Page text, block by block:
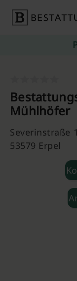
Mühlhöfer
Severinstraße
53579 Erpel